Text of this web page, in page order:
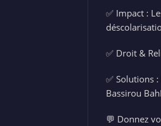
✅ Impact :
✅ Droit &
✅ Solutions
Bassirou
💬 Donnez